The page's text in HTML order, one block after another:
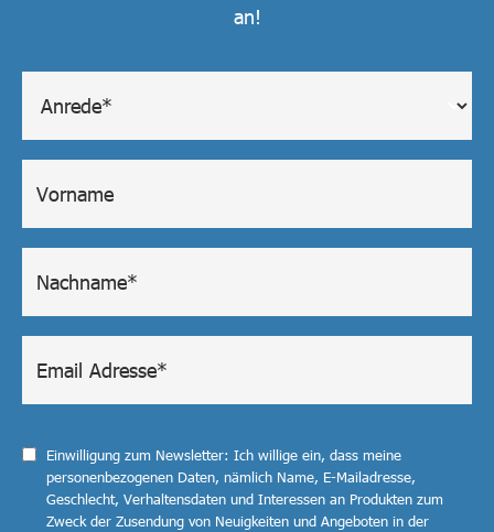
an!
Einwilligung zum Newsletter: Ich willige ein, dass meine
personenbezogenen Daten, nämlich Name, E-Mailadresse,
Geschlecht, Verhaltensdaten und Interessen an Produkten zum
Zweck der Zusendung von Neuigkeiten und Angeboten in der